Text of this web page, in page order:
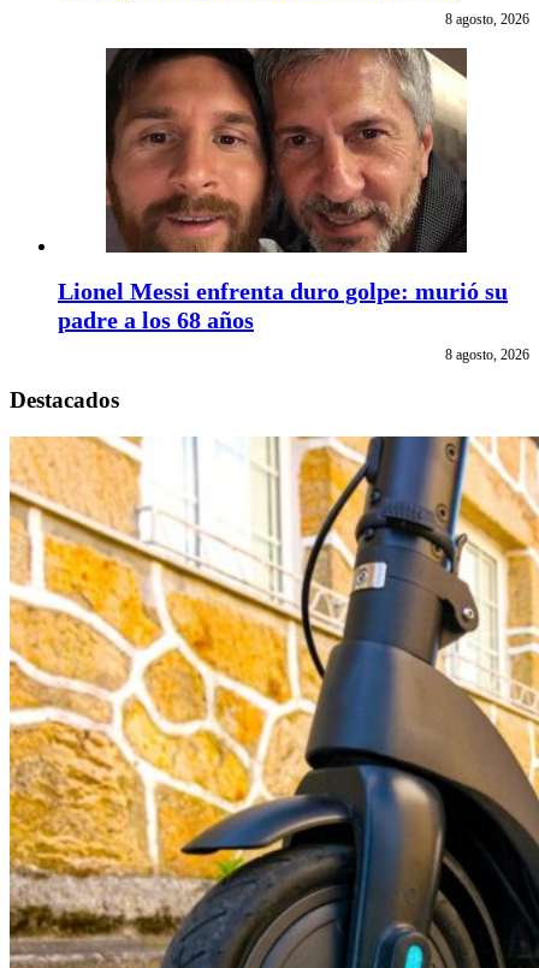
8 agosto, 2026
Lionel Messi enfrenta duro golpe: murió su
padre a los 68 años
8 agosto, 2026
Destacados